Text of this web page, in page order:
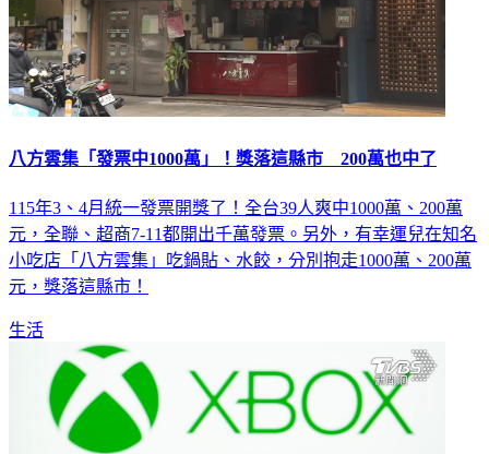
八方雲集「發票中1000萬」！獎落這縣市 200萬也中了
115年3、4月統一發票開獎了！全台39人爽中1000萬、200萬
元，全聯、超商7-11都開出千萬發票。另外，有幸運兒在知名
小吃店「八方雲集」吃鍋貼、水餃，分別抱走1000萬、200萬
元，獎落這縣市！
生活